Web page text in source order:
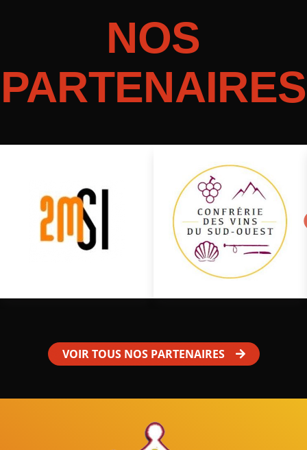
NOS
PARTENAIRES
VOIR TOUS NOS PARTENAIRES